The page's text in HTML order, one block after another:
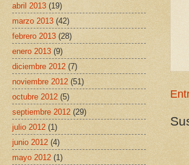
abril 2013 (19)
marzo 2013 (42)
febrero 2013 (28)
enero 2013 (9)
diciembre 2012 (7)
noviembre 2012 (51)
octubre 2012 (5)
septiembre 2012 (29)
julio 2012 (1)
junio 2012 (4)
mayo 2012 (1)